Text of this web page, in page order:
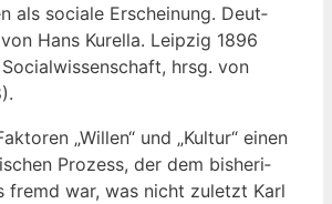
als socia­le Erschei­nung. Deut­
Hans Kurel­la. Leip­zig 1896
hrsg. von
„Wil­len“ und „Kul­tur“ einen
Pro­zess, der dem bis­he­ri­
fremd war, was nicht zuletzt Karl